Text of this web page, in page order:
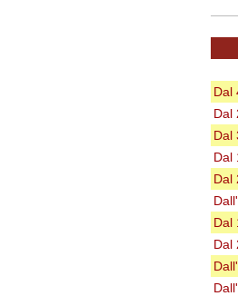
Dal
Dal
Dal
Dal
Dal
Dal
Dal